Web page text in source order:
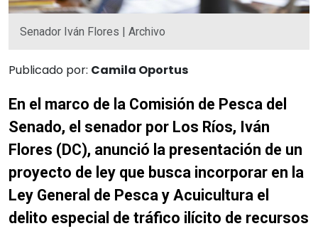
Senador Iván Flores | Archivo
Publicado por: Camila Oportus
En el marco de la Comisión de Pesca del
Senado, el senador por Los Ríos, Iván
Flores (DC), anunció la presentación de un
proyecto de ley que busca incorporar en la
Ley General de Pesca y Acuicultura el
delito especial de tráfico ilícito de recursos